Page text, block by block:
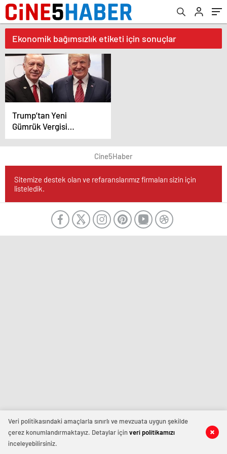
Ekonomik bağımsızlık etiketi için sonuçlar
Trump’tan Yeni
Gümrük Vergisi
Hamlesi! Türkiye En
Düşük Vergi Diliminde
Cine5Haber
Sitemize destek olan ve refaranslarımız firmaları sizin için
listeledik.
Veri politikasındaki amaçlarla sınırlı ve mevzuata uygun şekilde
çerez konumlandırmaktayız. Detaylar içinveri politikamızı
inceleyebilirsiniz.